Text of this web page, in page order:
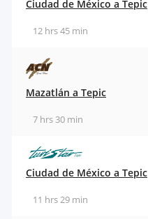
Ciudad de México a Tepic
12 hrs 45 min
Mazatlán a Tepic
7 hrs 30 min
Ciudad de México a Tepic
11 hrs 29 min